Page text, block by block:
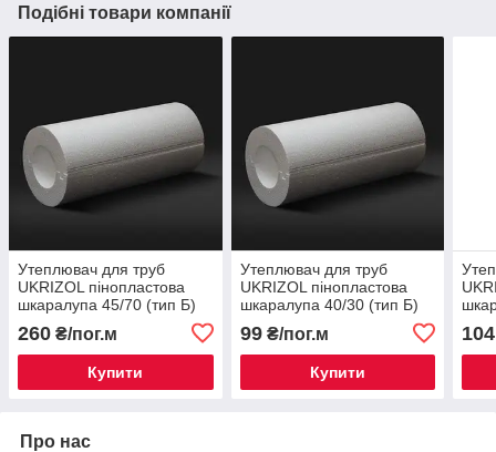
Подібні товари компанії
Утеплювач для труб
UKRIZOL пінопластова
шкаралупа 45/70 (тип Б)
260 ₴/пог.м
Купити
Утеплювач для труб
UKRIZOL пінопластова
шкаралупа 40/30 (тип Б)
99₴/пог.м
Купити
104
Про нас